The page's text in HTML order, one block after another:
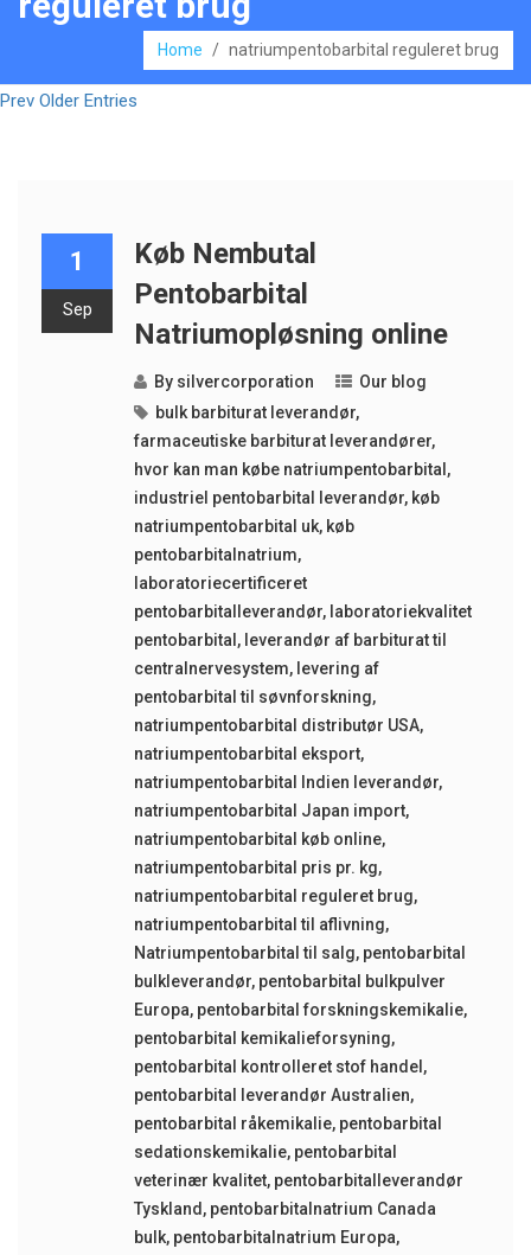
Home / natriumpentobarbital reguleret brug
Prev Older Entries
1
Sep
Køb Nembutal
Pentobarbital
Natriumopløsning online
By silvercorporation
Our blog
bulk barbiturat leverandør,
farmaceutiske barbiturat leverandører,
hvor kan man købe natriumpentobarbital ,
industriel pentobarbital leverandør, køb
natriumpentobarbital uk, køb
pentobarbitalnatrium,
laboratoriecertificeret
pentobarbitalleverandør, laboratoriekvalitet
pentobarbital , leverandør af barbiturat til
centralnervesystem, levering af
pentobarbital til søvnforskning,
natriumpentobarbital distributør USA,
natriumpentobarbital eksport,
natriumpentobarbital Indien leverandør,
natriumpentobarbital Japan import,
natriumpentobarbital køb online,
natriumpentobarbital pris pr. kg,
natriumpentobarbital reguleret brug,
natriumpentobarbital til aflivning,
Natriumpentobarbital til salg, pentobarbital
bulkleverandør, pentobarbital bulkpulver
Europa, pentobarbital forskningskemikalie,
pentobarbital kemikalieforsyning,
pentobarbital kontrolleret stof handel ,
pentobarbital leverandør Australien,
pentobarbital råkemikalie, pentobarbital
sedationskemikalie, pentobarbital
veterinær kvalitet, pentobarbitalleverandør
Tyskland , pentobarbitalnatrium Canada
bulk, pentobarbitalnatrium Europa,